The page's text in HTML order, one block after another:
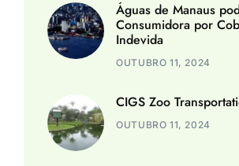
Águas de Manaus
Consumidora por
Indevida
OUTUBRO 11, 2024
CIGS Zoo
OUTUBRO 11, 2024